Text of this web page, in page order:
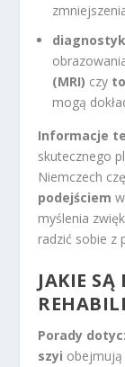
(MRI) czy
mogą
Informacje te
skutecznego
Niemczech
podejściem
myślenia
radzić sobie z
JAKIE SĄ
Porady
szyi